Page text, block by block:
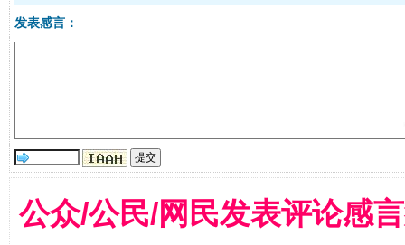
发表感言：
公众/公民/网民发表评论感